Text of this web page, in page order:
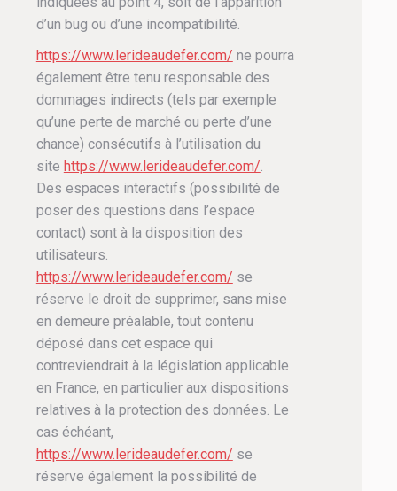
d’un bug ou d’une incompatibilité.
https://www.lerideaudefer.com/ ne pourra
également être tenu responsable des
dommages indirects (tels par exemple
qu’une perte de marché ou perte d’une
chance) consécutifs à l’utilisation du
site https://www.lerideaudefer.com/.
Des espaces interactifs (possibilité de
poser des questions dans l’espace
contact) sont à la disposition des
utilisateurs.
https://www.lerideaudefer.com/ se
réserve le droit de supprimer, sans mise
en demeure préalable, tout contenu
déposé dans cet espace qui
contreviendrait à la législation applicable
en France, en particulier aux dispositions
relatives à la protection des données. Le
cas échéant,
https://www.lerideaudefer.com/ se
réserve également la possibilité de